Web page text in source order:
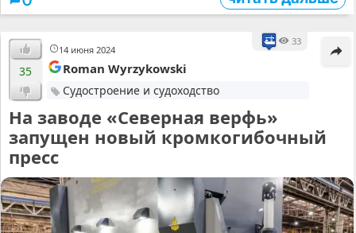
14 июня 2024
33
35 Roman Wyrzykowski
Судостроение и судоходство
На заводе «Северная верфь»
запущен новый кромкогибочный
пресс